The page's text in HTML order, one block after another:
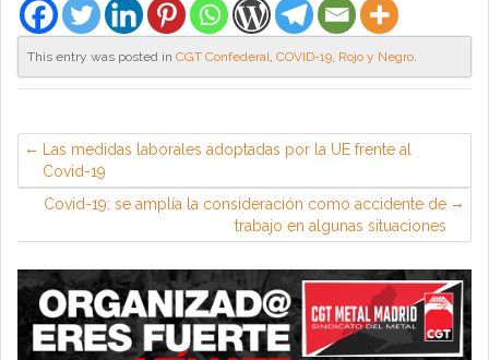
This entry was posted in CGT Confederal, COVID-19, Rojo y Negro.
Las medidas laborales adoptadas por la UE frente al
Covid-19
Covid-19: se amplía la consideración como accidente de
trabajo en algunas situaciones